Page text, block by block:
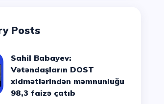
Posts
Sahil Babayev:
Vətəndaşların DOST
xidmətlərindən məmnunluğu
98,3 faizə çatıb